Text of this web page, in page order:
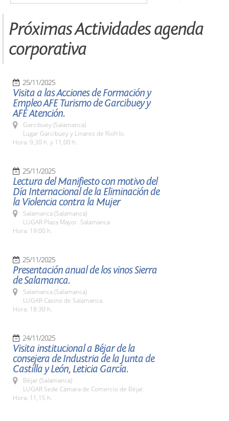
Próximas Actividades agenda
corporativa
25/11/2025
Visita a las Acciones de Formación y
Empleo AFE Turismo de Garcibuey y
AFE Atención.
Garcibuey (Salamanca)
Lugar Garcibuey y Linares de Riofrío.
Hora: 9,30 h. y 11,00 h.
25/11/2025
Lectura del Manifiesto con motivo del
Día Internacional de la Eliminación de
la Violencia contra la Mujer
Salamanca (Salamanca)
LUGAR Plaza Mayor. Salamanca
Hora: 19:00 h.
25/11/2025
Presentación anual de los vinos Sierra
de Salamanca.
Salamanca (Salamanca)
LUGAR Casino de Salamanca.
Hora: 18:30 h.
24/11/2025
Visita institucional a Béjar de la
consejera de Industria de la Junta de
Castilla y León, Leticia García.
Béjar (Salamanca)
LUGAR Sede Cámara de Comercio de Béjar.
Hora: 11,15 h.